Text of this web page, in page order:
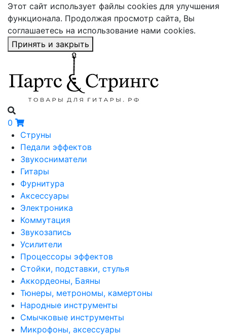
Этот сайт использует файлы cookies для улучшения
функционала. Продолжая просмотр сайта, Вы
соглашаетесь на использование нами cookies.
Принять и закрыть
0
Струны
Педали эффектов
Звукосниматели
Гитары
Фурнитура
Аксессуары
Электроника
Коммутация
Звукозапись
Усилители
Процессоры эффектов
Стойки, подставки, стулья
Аккордеоны, Баяны
Тюнеры, метрономы, камертоны
Народные инструменты
Смычковые инструменты
Микрофоны, аксессуары